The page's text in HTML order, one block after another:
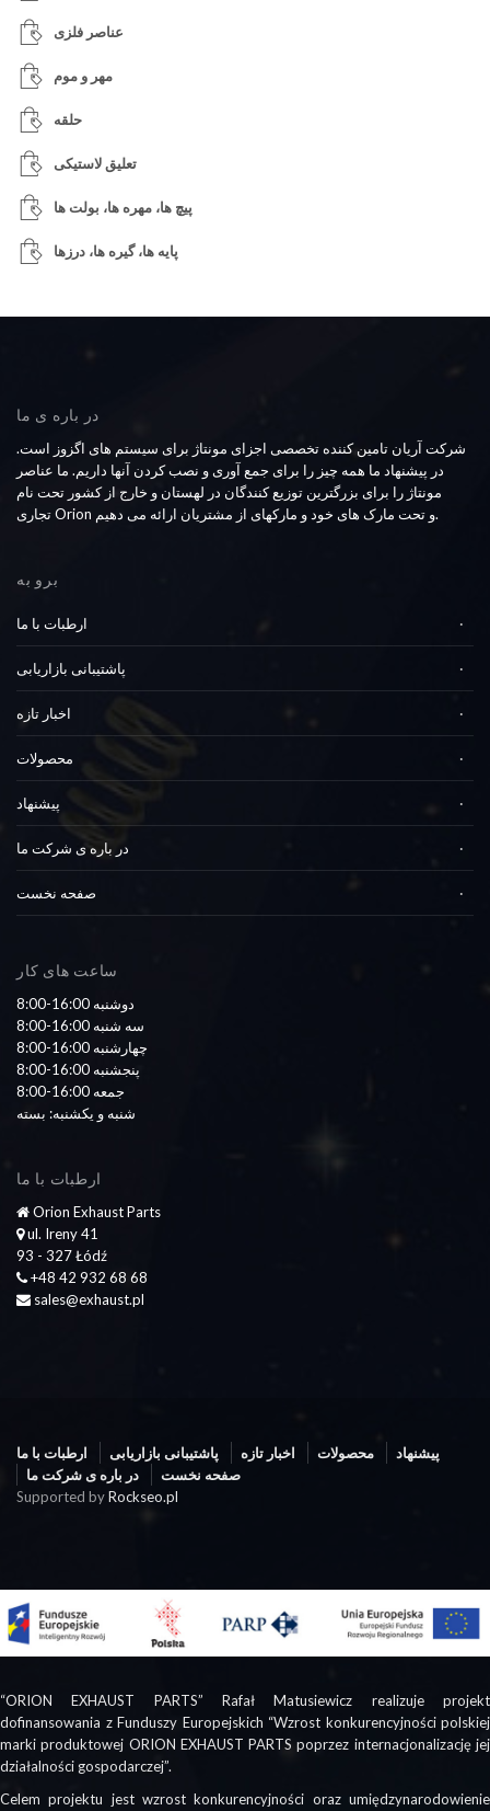
عناصر فلزی
مهر و موم
حلقه
تعلیق لاستیکی
پیچ ها، مهره ها، بولت ها
پایه ها، گیره ها، درزها
در باره ی ما
شرکت آریان تامین کننده تخصصی اجزای مونتاژ برای سیستم های اگزوز است.
در پیشنهاد ما همه چیز را برای جمع آوری و نصب کردن آنها داریم. ما عناصر
مونتاژ را برای بزرگترین توزیع کنندگان در لهستان و خارج از کشور تحت نام
تجاری Orion و تحت مارک های خود و مارکهای از مشتریان ارائه می دهیم.
برو به
ارطبات با ما
پاشتیبانی بازاریابی
اخبار تازه
محصولات
پیشنهاد
در باره ی شرکت ما
صفحه نخست
ساعت های کار
8:00-16:00 دوشنبه
8:00-16:00 سه شنبه
8:00-16:00 چهارشنبه
8:00-16:00 پنجشنبه
8:00-16:00 جمعه
شنبه و یکشنبه: بسته
ارطبات با ما
Orion Exhaust Parts
ul. Ireny 41
93 - 327 Łódź
+48 42 932 68 68
sales@exhaust.pl
ارطبات با ما پاشتیبانی بازاریابی اخبار تازه محصولات
پیشنهاد
در باره ی شرکت ما
صفحه نخست
Supported byRockseo.pl
“ORION EXHAUST PARTS” Rafał Matusiewicz realizuje projekt
dofinansowania z Funduszy Europejskich “Wzrost konkurencyjności polskiej
marki produktowej ORION EXHAUST PARTS poprzez internacjonalizację jej
działalności gospodarczej”.
Celem projektu jest wzrost konkurencyjności oraz umiędzynarodowienie